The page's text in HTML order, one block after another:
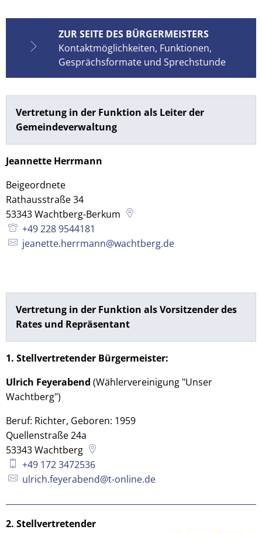
ZUR SEITE DES BÜRGERMEISTERS
Kontaktmöglichkeiten, Funktionen,
Gesprächsformate und Sprechstunde
Vertretung in der Funktion als Leiter der
Gemeindeverwaltung
Jeannette Herrmann
Beigeordnete
Rathausstraße 34
53343Wachtberg-Berkum
+49 228 9544181
jeanette.herrmann@wachtberg.de
Vertretung in der Funktion als Vorsitzender des
Rates und Repräsentant
1. Stellvertretender Bürgermeister:
Ulrich Feyerabend (Wählervereinigung "Unser
Wachtberg")
Beruf: Richter, Geboren: 1959
Quellenstraße 24a
53343Wachtberg
+49 172 3472536
ulrich.feyerabend@t-online.de
2. Stellvertretender